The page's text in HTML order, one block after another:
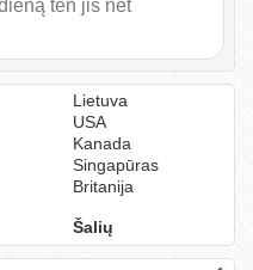
ten jis net
Lietuva
USA
Kanada
Singapūras
Britanija
Šalių